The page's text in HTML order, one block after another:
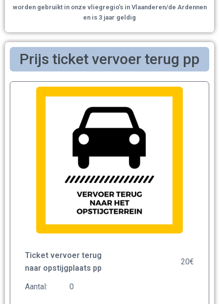
worden gebruikt in onze vliegregio’s in Vlaanderen/de Ardennen
en is 3 jaar geldig
Prijs ticket vervoer terug pp
Ticket vervoer terug
naar opstijgplaats pp
20€
Aantal: